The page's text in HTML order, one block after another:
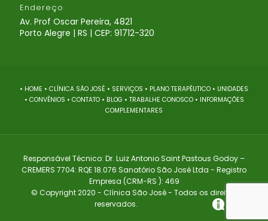
Endereço
Av. Prof Oscar Pereira, 4821
Porto Alegre | RS | CEP: 91712-320
• HOME • CLÍNICA SÃO JOSÉ • SERVIÇOS • PLANO TERAPÊUTICO • UNIDADES
• CONVÊNIOS • CONTATO • BLOG • TRABALHE CONOSCO • INFORMAÇÕES
COMPLEMENTARES
Responsável Técnico: Dr. Luiz Antonio Saint Pastous Godoy –
CREMERS 7704: RQE 18.076 Sanatório São José Ltda - Registro
Empresa (CRM-RS ): 469
© Copyright 2020 - Clínica São José - Todos os direitos
reservados.